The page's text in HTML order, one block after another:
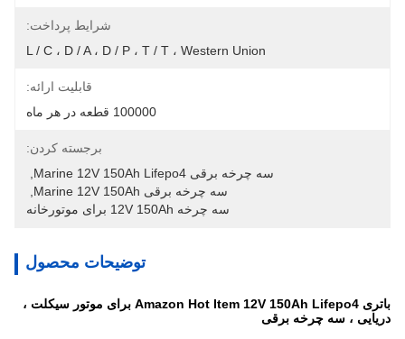
شرایط پرداخت:
L / C ، D / A ، D / P ، T / T ، Western Union
قابلیت ارائه:
100000 قطعه در هر ماه
برجسته کردن:
سه چرخه برقی Marine 12V 150Ah Lifepo4
سه چرخه برقی Marine 12V 150Ah
سه چرخه 12V 150Ah برای موتورخانه
توضیحات محصول
باتری Amazon Hot Item 12V 150Ah Lifepo4 برای موتور سیکلت ،
دریایی ، سه چرخه برقی